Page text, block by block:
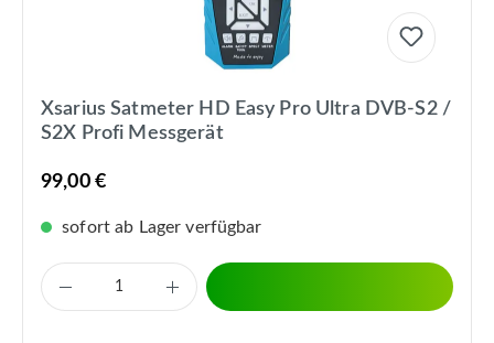
Xsarius Satmeter HD Easy Pro Ultra DVB-S2 /
S2X Profi Messgerät
99,00 €
sofort ab Lager verfügbar